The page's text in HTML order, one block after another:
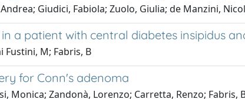
Giudici, Fabiola; Zuolo, Giulia; de Manzini,
a patient with central diabetes insipidus
Fustini, M; Fabris, B
for Conn's adenoma
Monica; Zandonà, Lorenzo; Carretta, Renzo;